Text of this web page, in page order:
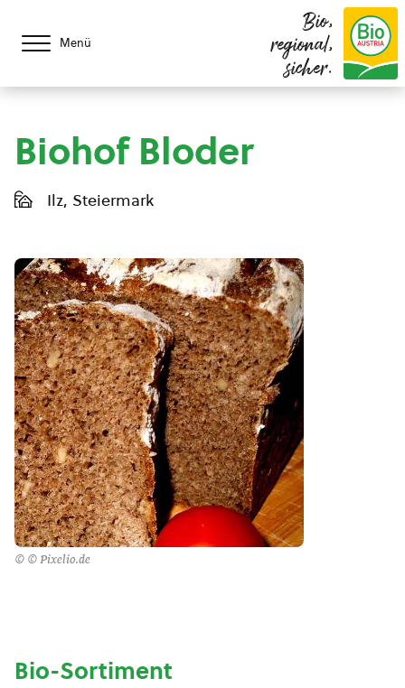
Menü
Bio,
regional,
sicher.
Biohof Bloder
Ilz, Steiermark
© © Pixelio.de
Bio-Sortiment